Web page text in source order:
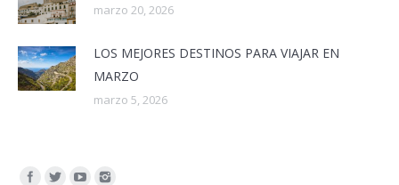
marzo 20, 2026
LOS MEJORES DESTINOS PARA VIAJAR EN
MARZO
marzo 5, 2026
Encuéntranos en: